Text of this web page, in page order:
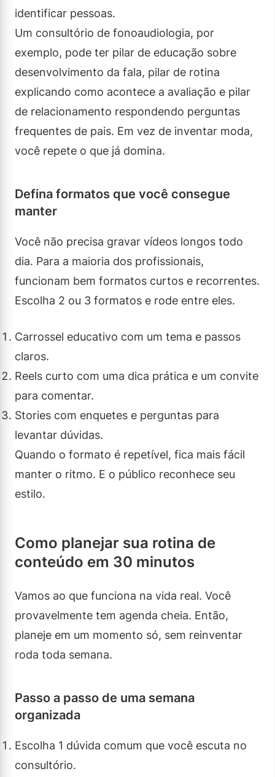
identificar pessoas.
Um consultório de fonoaudiologia, por
exemplo, pode ter pilar de educação sobre
desenvolvimento da fala, pilar de rotina
explicando como acontece a avaliação e pilar
de relacionamento respondendo perguntas
frequentes de pais. Em vez de inventar moda,
você repete o que já domina.
Defina formatos que você consegue
manter
Você não precisa gravar vídeos longos todo
dia. Para a maioria dos profissionais,
funcionam bem formatos curtos e recorrentes.
Escolha 2 ou 3 formatos e rode entre eles.
Carrossel educativo com um tema e passos
claros.
Reels curto com uma dica prática e um convite
para comentar.
Stories com enquetes e perguntas para
levantar dúvidas.
Quando o formato é repetível, fica mais fácil
manter o ritmo. E o público reconhece seu
estilo.
Como planejar sua rotina de
conteúdo em 30 minutos
Vamos ao que funciona na vida real. Você
provavelmente tem agenda cheia. Então,
planeje em um momento só, sem reinventar
roda toda semana.
Passo a passo de uma semana
organizada
Escolha 1 dúvida comum que você escuta no
consultório.